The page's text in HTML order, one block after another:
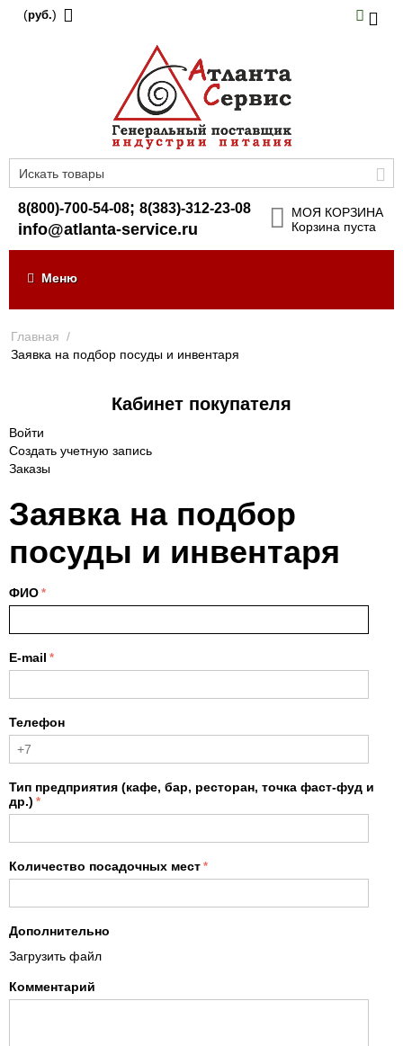
(руб.)
8(800)-700-54-08; 8(383)-312-23-08
info@atlanta-service.ru
МОЯ КОРЗИНА
Корзина пуста
Меню
Главная /
Заявка на подбор посуды и инвентаря
Кабинет покупателя
Войти
Создать учетную запись
Заказы
Заявка на подбор
посуды и инвентаря
ФИО
E-mail
Телефон
Тип предприятия (кафе, бар, ресторан, точка фаст-фуд и
др.)
Количество посадочных мест
Дополнительно
Загрузить файл
Комментарий